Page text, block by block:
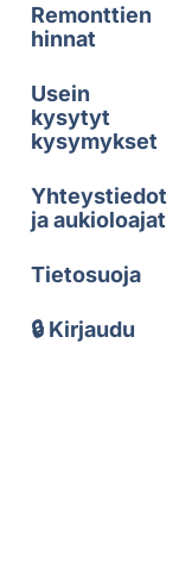
Remonttien
hinnat
Usein
kysytyt
kysymykset
Yhteystiedot
ja aukioloajat
Tietosuoja
🔒 Kirjaudu